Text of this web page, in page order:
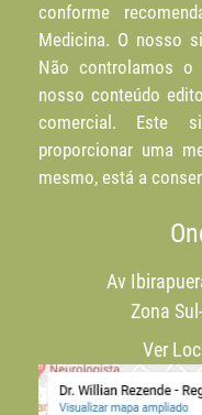
conforme
Medicina. O nosso
Não controlamos
nosso conteúdo
comercial. Este
proporcionar uma
mesmo, está a
Av
Zona
Ver